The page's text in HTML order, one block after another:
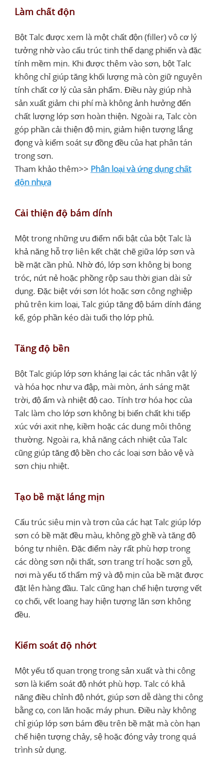
Làm chất độn
Bột Talc được xem là một chất độn (filler) vô cơ lý
tưởng nhờ vào cấu trúc tinh thể dạng phiến và đặc
tính mềm mịn. Khi được thêm vào sơn, bột Talc
không chỉ giúp tăng khối lượng mà còn giữ nguyên
tính chất cơ lý của sản phẩm. Điều này giúp nhà
sản xuất giảm chi phí mà không ảnh hưởng đến
chất lượng lớp sơn hoàn thiện. Ngoài ra, Talc còn
góp phần cải thiện độ mịn, giảm hiện tượng lắng
đọng và kiểm soát sự đồng đều của hạt phân tán
trong sơn.
Tham khảo thêm>> Phân loại và ứng dụng chất
độn nhựa
Cải thiện độ bám dính
Một trong những ưu điểm nổi bật của bột Talc là
khả năng hỗ trợ liên kết chặt chẽ giữa lớp sơn và
bề mặt cần phủ. Nhờ đó, lớp sơn không bị bong
tróc, nứt nẻ hoặc phồng rộp sau thời gian dài sử
dụng. Đặc biệt với sơn lót hoặc sơn công nghiệp
phủ trên kim loại, Talc giúp tăng độ bám dính đáng
kể, góp phần kéo dài tuổi thọ lớp phủ.
Tăng độ bền
Bột Talc giúp lớp sơn kháng lại các tác nhân vật lý
và hóa học như va đập, mài mòn, ánh sáng mặt
trời, độ ẩm và nhiệt độ cao. Tính trơ hóa học của
Talc làm cho lớp sơn không bị biến chất khi tiếp
xúc với axit nhẹ, kiềm hoặc các dung môi thông
thường. Ngoài ra, khả năng cách nhiệt của Talc
cũng giúp tăng độ bền cho các loại sơn bảo vệ và
sơn chịu nhiệt.
Tạo bề mặt láng mịn
Cấu trúc siêu mịn và trơn của các hạt Talc giúp lớp
sơn có bề mặt đều màu, không gồ ghề và tăng độ
bóng tự nhiên. Đặc điểm này rất phù hợp trong
các dòng sơn nội thất, sơn trang trí hoặc sơn gỗ,
nơi mà yếu tố thẩm mỹ và độ mịn của bề mặt được
đặt lên hàng đầu. Talc cũng hạn chế hiện tượng vết
cọ chổi, vết loang hay hiện tượng lăn sơn không
đều.
Kiểm soát độ nhớt
Một yếu tố quan trọng trong sản xuất và thi công
sơn là kiểm soát độ nhớt phù hợp. Talc có khả
năng điều chỉnh độ nhớt, giúp sơn dễ dàng thi công
bằng cọ, con lăn hoặc máy phun. Điều này không
chỉ giúp lớp sơn bám đều trên bề mặt mà còn hạn
chế hiện tượng chảy, sệ hoặc đóng vảy trong quá
trình sử dụng.